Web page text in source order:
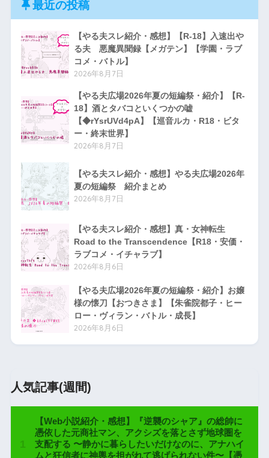
最近の投稿
【やる夫スレ紹介・感想】【R-18】入速出や
る夫 悪魔異聞録【メガテン】【学園・ラブ
コメ・バトル】
2026年8月7日
【やる夫広場2026年夏の短編祭・紹介】【R-
18】酒とタバコといくつかの嘘
【◆rYsrUVd4pA】【巡音ルカ・R18・ビタ
ー・終末世界】
2026年8月7日
【やる夫スレ紹介・感想】やる夫広場2026年
夏の短編祭 紹介まとめ
2026年8月7日
【やる夫スレ紹介・感想】真・女神転生
Road to the Transcendence【R18・安価・
ラブコメ・イチャラブ】
2026年8月6日
【やる夫広場2026年夏の短編祭・紹介】お嬢
様の懐刀【おつきさま】【朱雀院都子・ヒー
ロー・ヴィラン・バトル・成長】
2026年8月6日
人気記事(週間)